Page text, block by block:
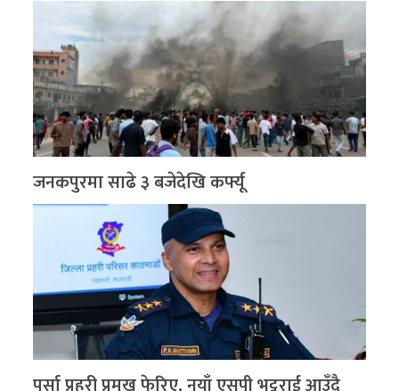
जनकपुरमा साढे ३ बजेदेखि कर्फ्यू